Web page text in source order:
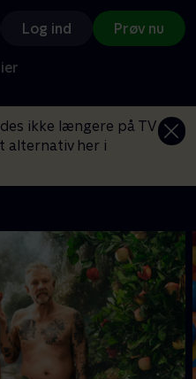
Log ind Prøv nu
ikke længere på TV
alternativ her i